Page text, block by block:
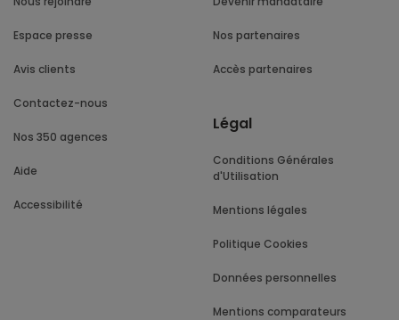
Espace presse
Avis clients
Contactez-nous
Nos 350 agences
Aide
Accessibilité
Nos partenaires
Accès partenaires
Légal
Conditions Générales
d'Utilisation
Mentions légales
Politique Cookies
Données personnelles
Mentions comparateurs